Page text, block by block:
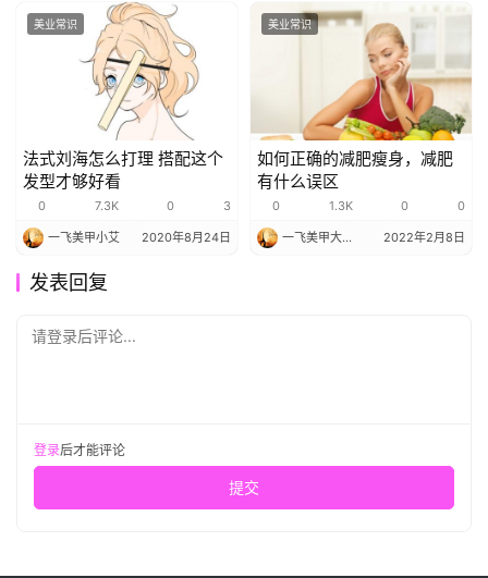
美业常识
法式刘海怎么打理 搭配这个
发型才够好看
0 7.3K 0 3
一飞美甲小艾 2020年8月24日
美业常识
如何正确的减肥瘦身，减肥
有什么误区
0 1.3K 0 0
一飞美甲大果子 2022年2月8日
发表回复
请登录后评论...
登录后才能评论
提交